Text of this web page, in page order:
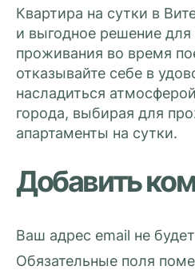
Квартира на сутки в
и выгодное решение
проживания во время
отказывайте себе в
насладиться
города, выбирая для
апартаменты на сутки.
Добавить
Ваш адрес email не
Обязательные поля